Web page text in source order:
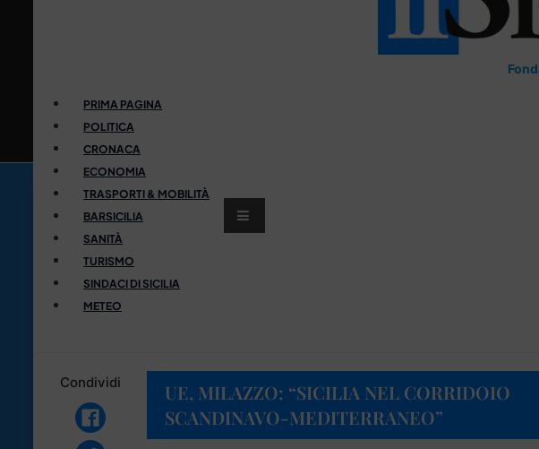
PRIMA PAGINA
POLITICA
CRONACA
ECONOMIA
TRASPORTI & MOBILITÀ
BARSICILIA
SANITÀ
TURISMO
SINDACI DI SICILIA
METEO
Condividi
UE, MILAZZO: “SICILIA NEL CORRIDOIO
SCANDINAVO-MEDITERRANEO”